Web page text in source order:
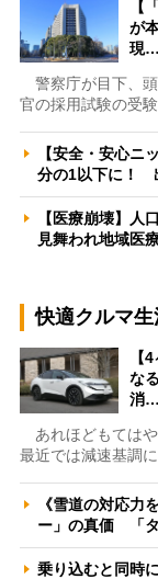
【
が
現…
警察庁が目下、
官の採用試験の受
【安全・安心ニ
分の1以下に！
【医療崩壊】人
見舞われ地域
快適クルマ
【
な
消…
あれほどもてはや
最近では減速基調
《雪道の対応力
ー」の真価 「
乗り込むと同時